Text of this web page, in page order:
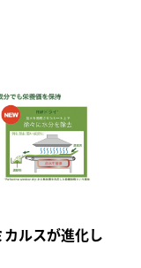
ルスが進化し